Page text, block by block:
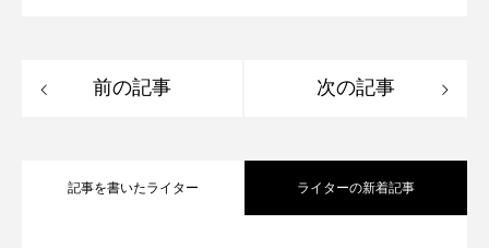
前の記事 次の記事
記事を書いたライター ライターの新着記事